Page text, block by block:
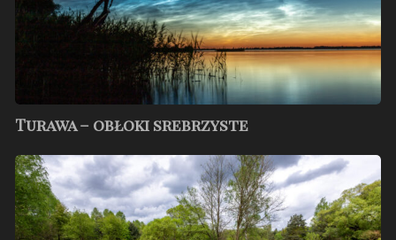
Turawa – obłoki srebrzyste
Meandry
rzeki
Rudy
–